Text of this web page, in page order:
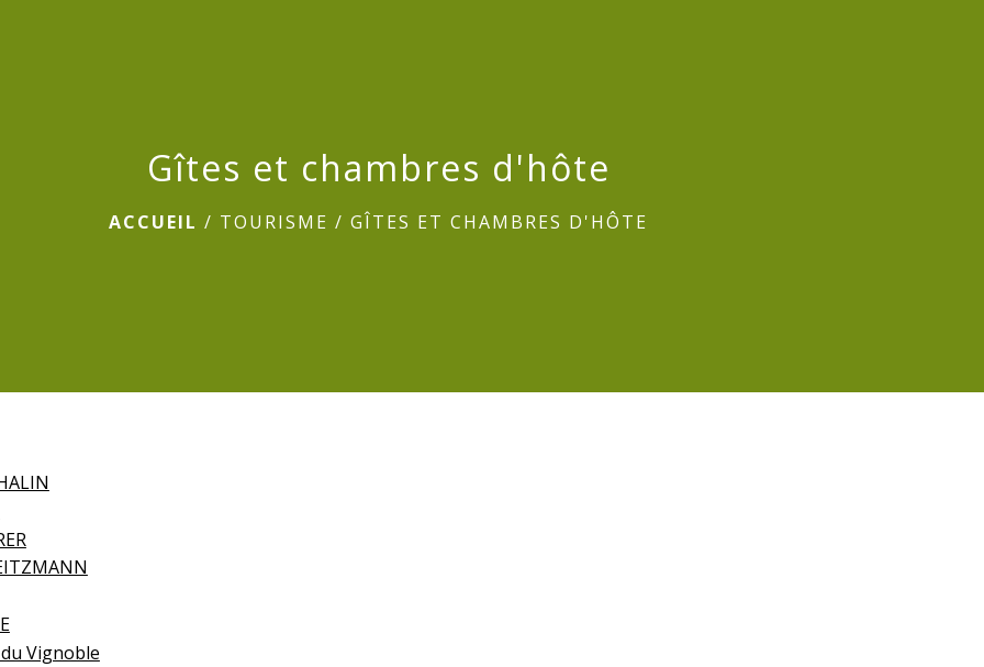
Gîtes et chambres d'hôte
ACCUEIL / TOURISME /GÎTES ET CHAMBRES D'HÔTE
Vignoble